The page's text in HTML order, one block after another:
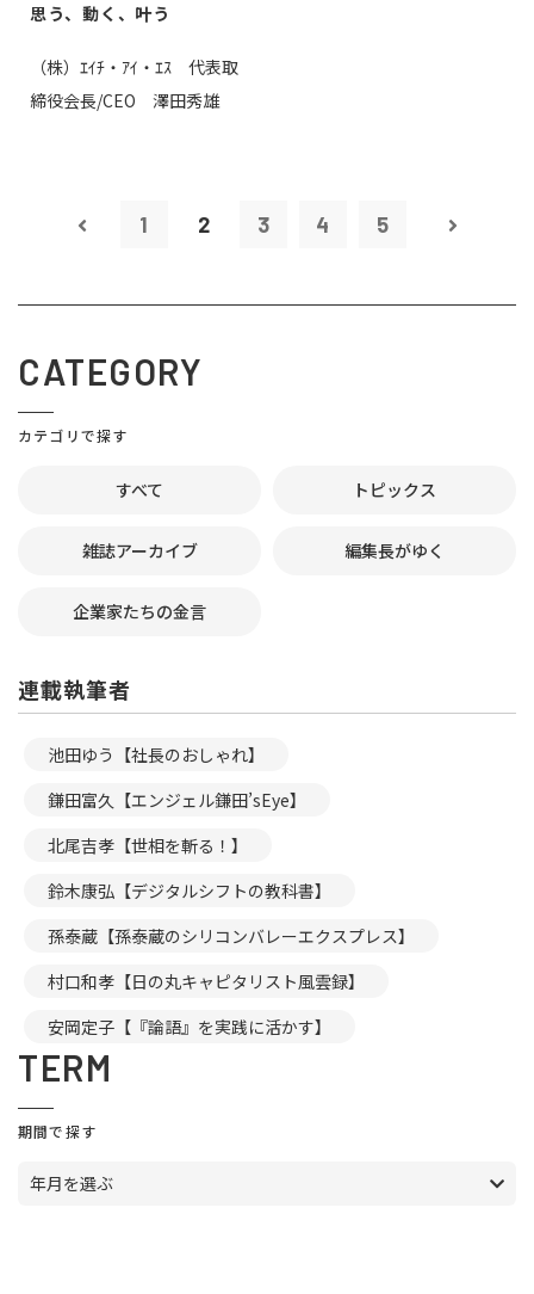
思う、動く、叶う
（株）ｴｲﾁ・ｱｲ・ｴｽ 代表取
締役会長/CEO 澤田秀雄
1 2 3 4 5
CATEGORY
カテゴリで探す
すべて トピックス
雑誌アーカイブ 編集長がゆく
企業家たちの金言
連載執筆者
池田ゆう【社長のおしゃれ】
鎌田富久【エンジェル鎌田’sEye】
北尾吉孝【世相を斬る！】
鈴木康弘【デジタルシフトの教科書】
孫泰蔵【孫泰蔵のシリコンバレーエクスプレス】
村口和孝【日の丸キャピタリスト風雲録】
安岡定子【『論語』を実践に活かす】
TERM
期間で探す
年月を選ぶ